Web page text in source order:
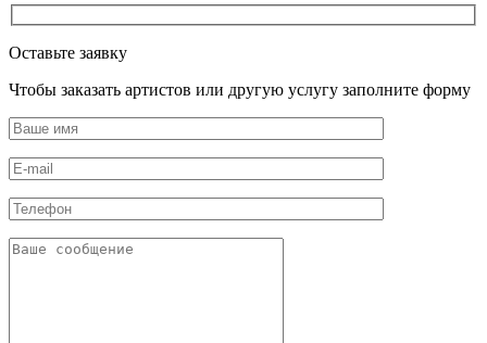
Оставьте заявку
Чтобы заказать артистов или другую услугу заполните форму